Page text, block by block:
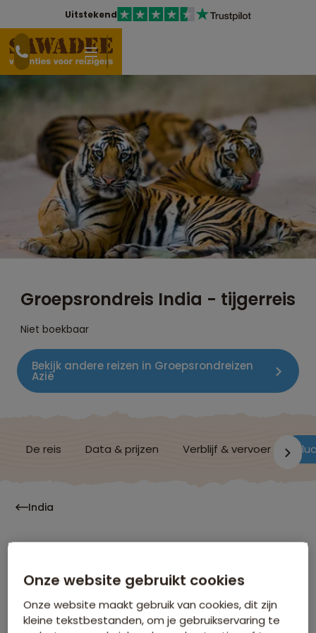
Uitstekend
Groepsrondreis India - tijgerreis
Niet boekbaar
Bekijk andere reizen in Groepsrondreizen
Azië
De reis Data & prijzen Verblijf & vervoer
India
Hoe laat moet ik op het vliegveld zijn?
Onze website gebruikt cookies
Onze website maakt gebruik van cookies, dit zijn
kleine tekstbestanden, om je gebruikservaring te